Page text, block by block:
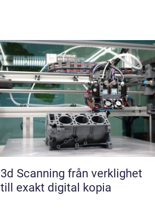
3d Scanning från verklighet
till exakt digital kopia